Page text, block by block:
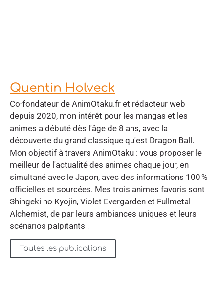
Quentin Holveck
Co-fondateur de AnimOtaku.fr et rédacteur web
depuis 2020, mon intérêt pour les mangas et les
animes a débuté dès l'âge de 8 ans, avec la
découverte du grand classique qu'est Dragon Ball.
Mon objectif à travers AnimOtaku : vous proposer le
meilleur de l'actualité des animes chaque jour, en
simultané avec le Japon, avec des informations 100 %
officielles et sourcées. Mes trois animes favoris sont
Shingeki no Kyojin, Violet Evergarden et Fullmetal
Alchemist, de par leurs ambiances uniques et leurs
scénarios palpitants !
Toutes les publications